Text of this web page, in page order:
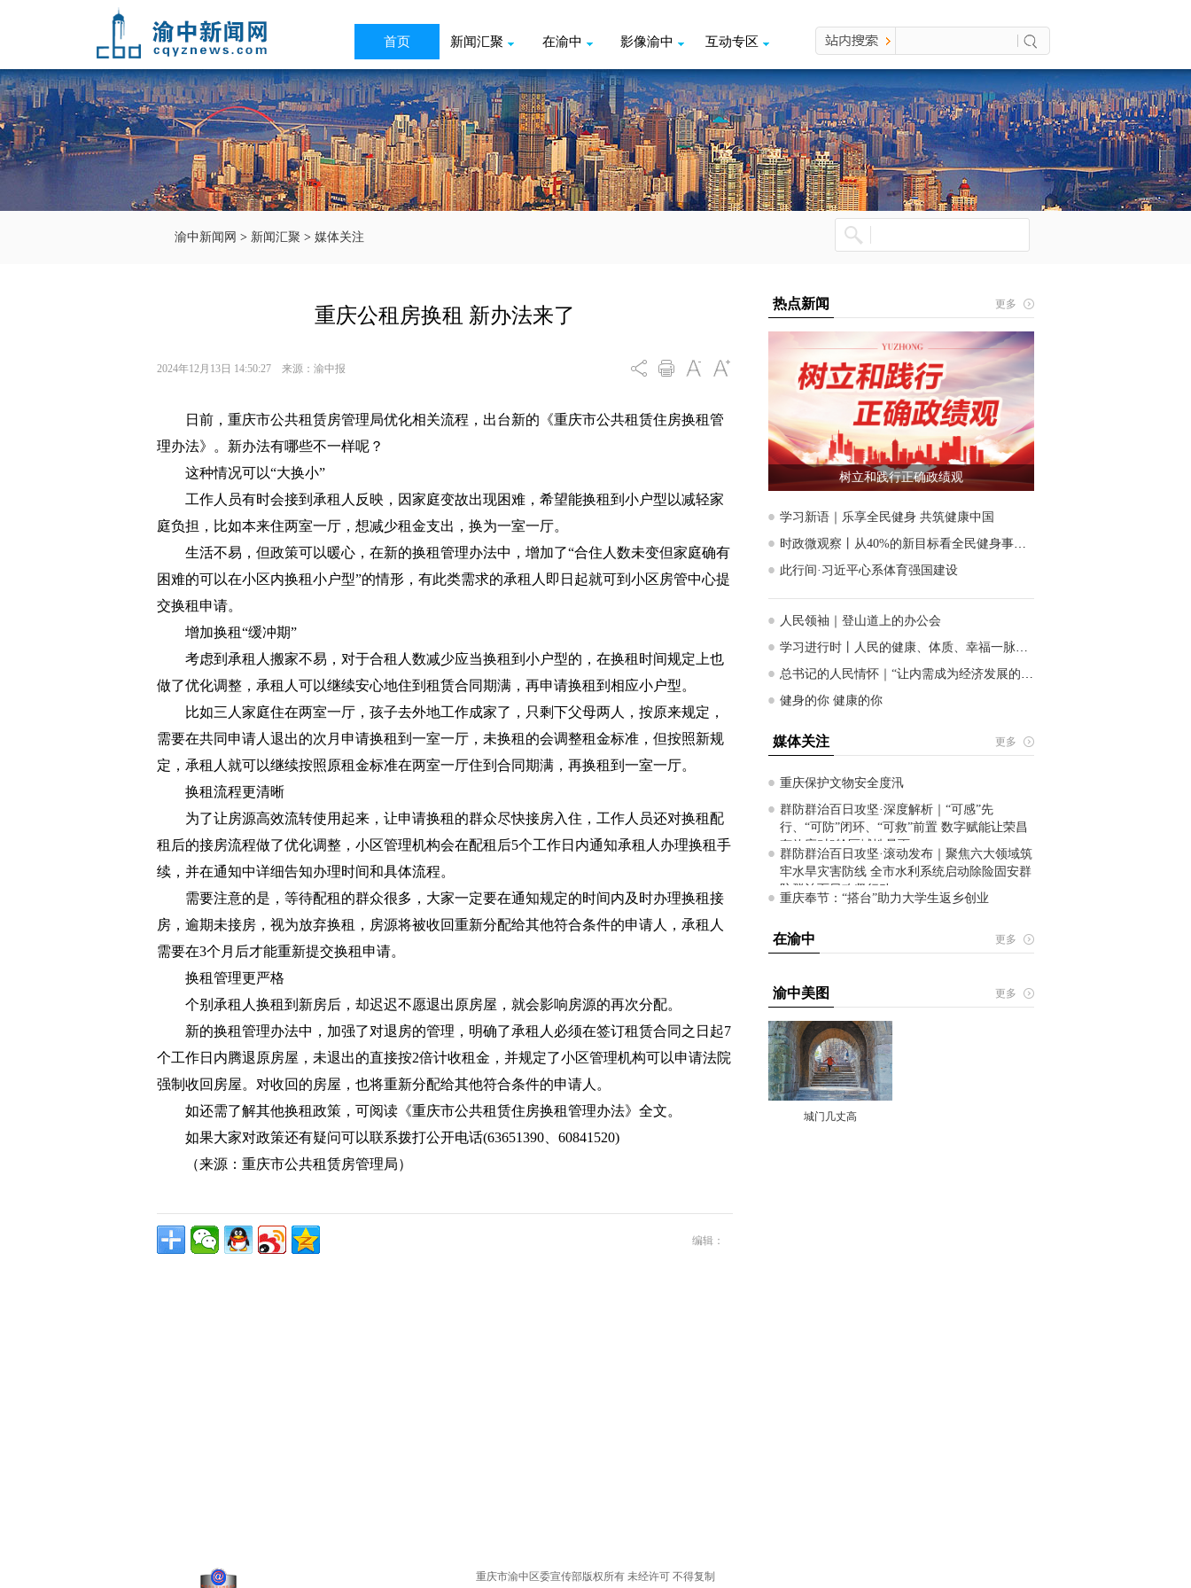
首页 新闻汇聚 在渝中 影像渝中 互动专区
渝中新闻网 > 新闻汇聚 > 媒体关注
重庆公租房换租 新办法来了
2024年12月13日 14:50:27 来源：渝中报
日前，重庆市公共租赁房管理局优化相关流程，出台新的《重庆市公共租赁住房换租管
理办法》。新办法有哪些不一样呢？
这种情况可以“大换小”
工作人员有时会接到承租人反映，因家庭变故出现困难，希望能换租到小户型以减轻家
庭负担，比如本来住两室一厅，想减少租金支出，换为一室一厅。
生活不易，但政策可以暖心，在新的换租管理办法中，增加了“合住人数未变但家庭确有
困难的可以在小区内换租小户型”的情形，有此类需求的承租人即日起就可到小区房管中心提
交换租申请。
增加换租“缓冲期”
考虑到承租人搬家不易，对于合租人数减少应当换租到小户型的，在换租时间规定上也
做了优化调整，承租人可以继续安心地住到租赁合同期满，再申请换租到相应小户型。
比如三人家庭住在两室一厅，孩子去外地工作成家了，只剩下父母两人，按原来规定，
需要在共同申请人退出的次月申请换租到一室一厅，未换租的会调整租金标准，但按照新规
定，承租人就可以继续按照原租金标准在两室一厅住到合同期满，再换租到一室一厅。
换租流程更清晰
为了让房源高效流转使用起来，让申请换租的群众尽快接房入住，工作人员还对换租配
租后的接房流程做了优化调整，小区管理机构会在配租后5个工作日内通知承租人办理换租手
续，并在通知中详细告知办理时间和具体流程。
需要注意的是，等待配租的群众很多，大家一定要在通知规定的时间内及时办理换租接
房，逾期未接房，视为放弃换租，房源将被收回重新分配给其他符合条件的申请人，承租人
需要在3个月后才能重新提交换租申请。
换租管理更严格
个别承租人换租到新房后，却迟迟不愿退出原房屋，就会影响房源的再次分配。
新的换租管理办法中，加强了对退房的管理，明确了承租人必须在签订租赁合同之日起7
个工作日内腾退原房屋，未退出的直接按2倍计收租金，并规定了小区管理机构可以申请法院
强制收回房屋。对收回的房屋，也将重新分配给其他符合条件的申请人。
如还需了解其他换租政策，可阅读《重庆市公共租赁住房换租管理办法》全文。
如果大家对政策还有疑问可以联系拨打公开电话(63651390、60841520)
（来源：重庆市公共租赁房管理局）
编辑：
重庆市渝中区委宣传部版权所有 未经许可 不得复制